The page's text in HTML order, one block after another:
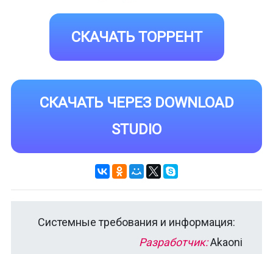
СКАЧАТЬ ТОРРЕНТ
СКАЧАТЬ ЧЕРЕЗ DOWNLOAD
STUDIO
Системные требования и информация:
Разработчик:Akaoni